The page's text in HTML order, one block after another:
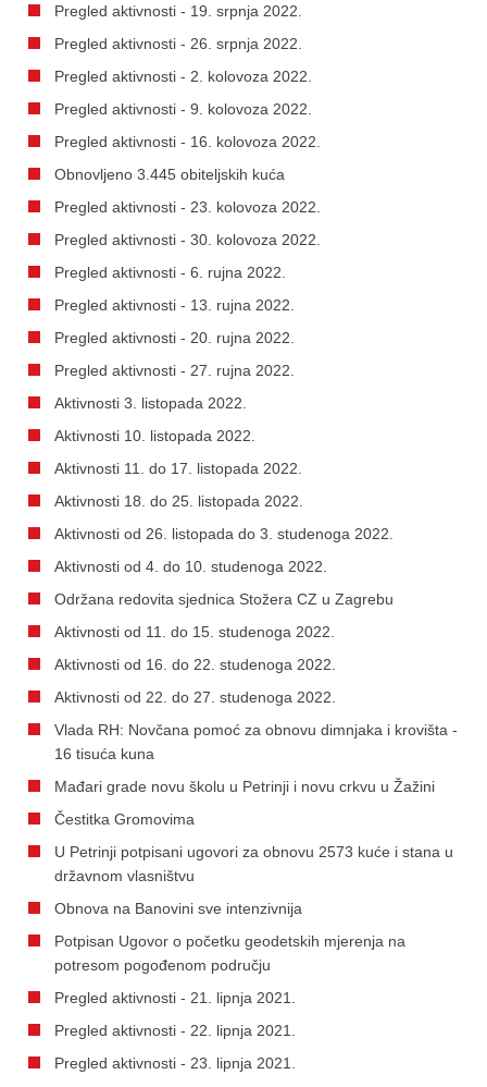
Pregled aktivnosti - 19. srpnja 2022.
Pregled aktivnosti - 26. srpnja 2022.
Pregled aktivnosti - 2. kolovoza 2022.
Pregled aktivnosti - 9. kolovoza 2022.
Pregled aktivnosti - 16. kolovoza 2022.
Obnovljeno 3.445 obiteljskih kuća
Pregled aktivnosti - 23. kolovoza 2022.
Pregled aktivnosti - 30. kolovoza 2022.
Pregled aktivnosti - 6. rujna 2022.
Pregled aktivnosti - 13. rujna 2022.
Pregled aktivnosti - 20. rujna 2022.
Pregled aktivnosti - 27. rujna 2022.
Aktivnosti 3. listopada 2022.
Aktivnosti 10. listopada 2022.
Aktivnosti 11. do 17. listopada 2022.
Aktivnosti 18. do 25. listopada 2022.
Aktivnosti od 26. listopada do 3. studenoga 2022.
Aktivnosti od 4. do 10. studenoga 2022.
Održana redovita sjednica Stožera CZ u Zagrebu
Aktivnosti od 11. do 15. studenoga 2022.
Aktivnosti od 16. do 22. studenoga 2022.
Aktivnosti od 22. do 27. studenoga 2022.
Vlada RH: Novčana pomoć za obnovu dimnjaka i krovišta -
16 tisuća kuna
Mađari grade novu školu u Petrinji i novu crkvu u Žažini
Čestitka Gromovima
U Petrinji potpisani ugovori za obnovu 2573 kuće i stana u
državnom vlasništvu
Obnova na Banovini sve intenzivnija
Potpisan Ugovor o početku geodetskih mjerenja na
potresom pogođenom području
Pregled aktivnosti - 21. lipnja 2021.
Pregled aktivnosti - 22. lipnja 2021.
Pregled aktivnosti - 23. lipnja 2021.